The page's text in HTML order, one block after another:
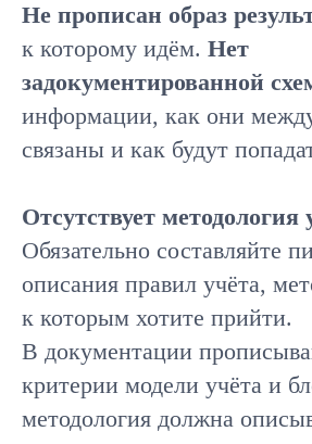
Не прописан образ
к которому идём. Нет
задокументированной
информации, как они
связаны и как будут
Отсутствует методология
Обязательно составляйте
описания правил учёта,
к которым хотите прийти.
В документации
критерии модели учёта и
методология должна